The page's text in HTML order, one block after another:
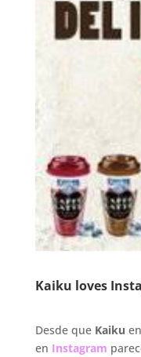
Kaiku loves
Desde que Kaiku
en Instagram